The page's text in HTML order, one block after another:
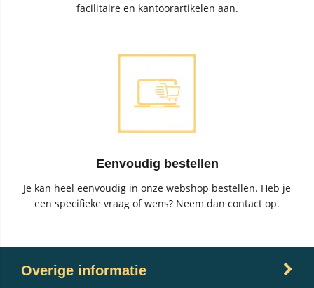
facilitaire en kantoorartikelen aan.
Eenvoudig bestellen
Je kan heel eenvoudig in onze webshop bestellen. Heb je
een specifieke vraag of wens? Neem dan contact op.
Overige informatie